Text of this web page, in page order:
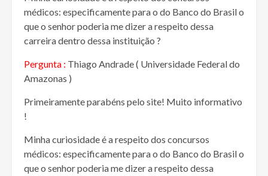
médicos: especificamente para o do Banco do Brasil o
que o senhor poderia me dizer a respeito dessa
carreira dentro dessa instituição ?
Pergunta : Thiago Andrade ( Universidade Federal do
Amazonas )
Primeiramente parabéns pelo site! Muito informativo
!
Minha curiosidade é a respeito dos concursos
médicos: especificamente para o do Banco do Brasil o
que o senhor poderia me dizer a respeito dessa